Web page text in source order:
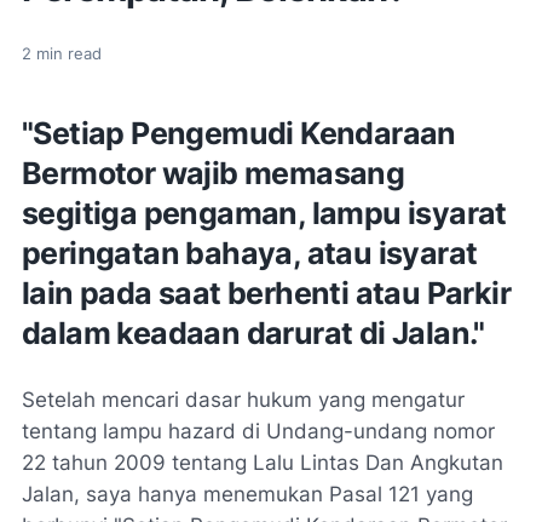
2 min read
"Setiap Pengemudi Kendaraan
Bermotor wajib memasang
segitiga pengaman, lampu isyarat
peringatan bahaya, atau isyarat
lain pada saat berhenti atau Parkir
dalam keadaan darurat di Jalan."
Setelah mencari dasar hukum yang mengatur
tentang lampu hazard di Undang-undang nomor
22 tahun 2009 tentang Lalu Lintas Dan Angkutan
Jalan, saya hanya menemukan Pasal 121 yang